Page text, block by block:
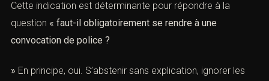
pendant l’audition. ( Justice )
Cette indication est déterminante pour répondre à la
convocation de police ?
*